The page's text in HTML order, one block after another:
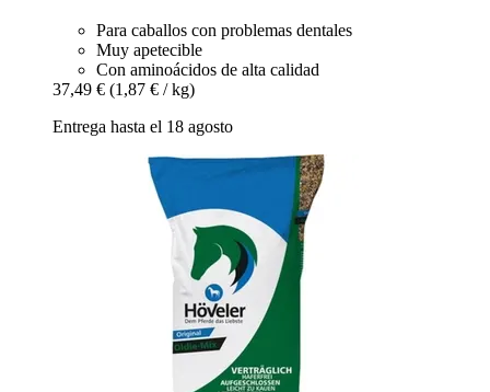
Para caballos con problemas dentales
Muy apetecible
Con aminoácidos de alta calidad
37,49 € (1,87 € / kg)
Entrega hasta el 18 agosto